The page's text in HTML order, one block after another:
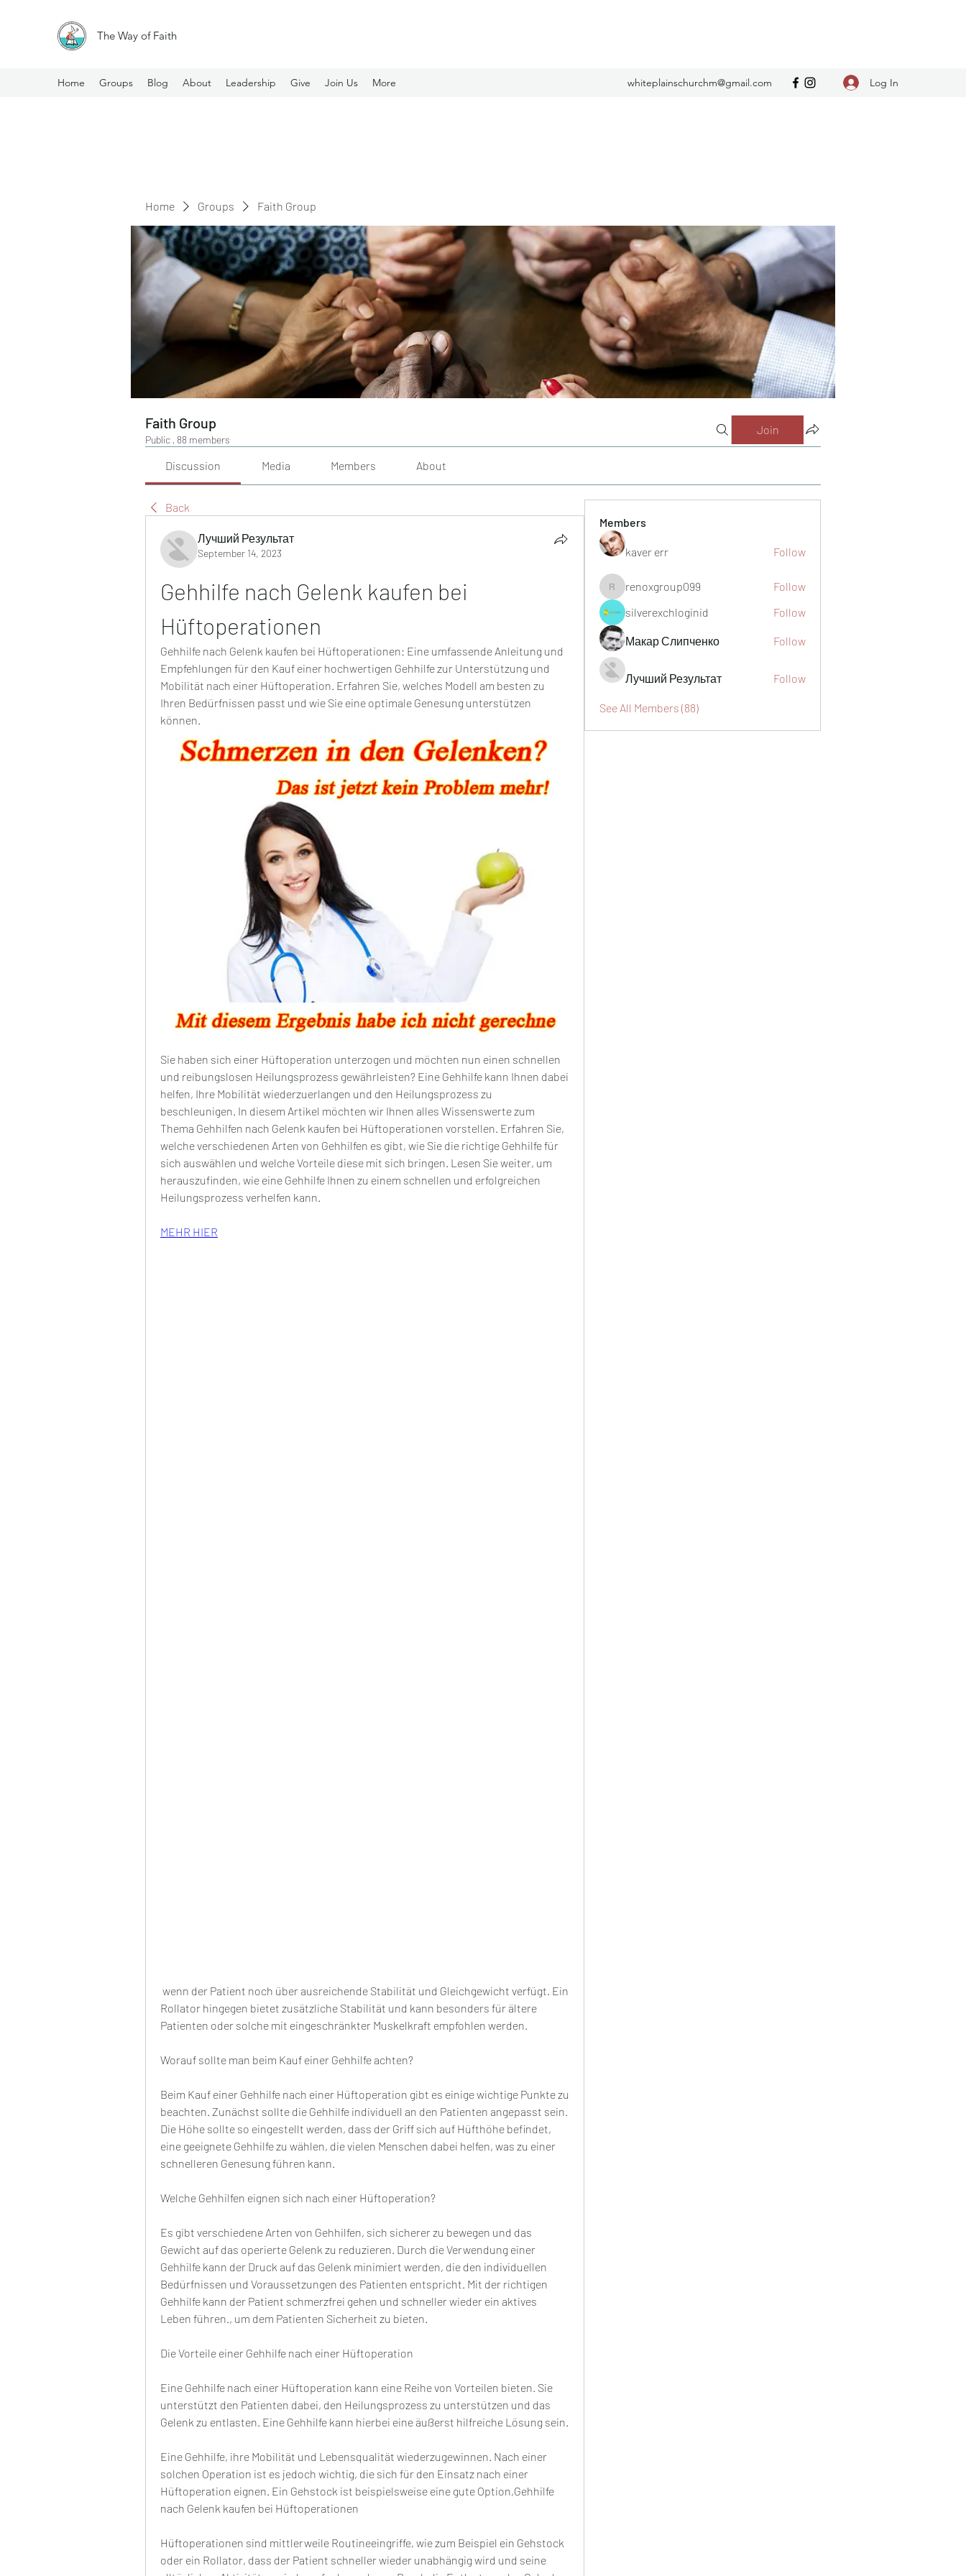
The Way of Faith
Home Groups Blog About Leadership Give Join Us More whiteplainschurchm@gmail.com Log In
Home Groups Faith Group
Faith Group
Public · 88 members
Join
Discussion Media Members About
Back
Лучший Результат
September 14, 2023
Gehhilfe nach Gelenk kaufen bei
Hüftoperationen
Gehhilfe nach Gelenk kaufen bei Hüftoperationen: Eine umfassende Anleitung und
Empfehlungen für den Kauf einer hochwertigen Gehhilfe zur Unterstützung und
Mobilität nach einer Hüftoperation. Erfahren Sie, welches Modell am besten zu
Ihren Bedürfnissen passt und wie Sie eine optimale Genesung unterstützen
können.
Sie haben sich einer Hüftoperation unterzogen und möchten nun einen schnellen
und reibungslosen Heilungsprozess gewährleisten? Eine Gehhilfe kann Ihnen dabei
helfen, Ihre Mobilität wiederzuerlangen und den Heilungsprozess zu
beschleunigen. In diesem Artikel möchten wir Ihnen alles Wissenswerte zum
Thema Gehhilfen nach Gelenk kaufen bei Hüftoperationen vorstellen. Erfahren Sie,
welche verschiedenen Arten von Gehhilfen es gibt, wie Sie die richtige Gehhilfe für
sich auswählen und welche Vorteile diese mit sich bringen. Lesen Sie weiter, um
herauszufinden, wie eine Gehhilfe Ihnen zu einem schnellen und erfolgreichen
Heilungsprozess verhelfen kann.
MEHR HIER
Rollator hingegen bietet zusätzliche Stabilität und kann besonders für ältere
Patienten oder solche mit eingeschränkter Muskelkraft empfohlen werden.
Worauf sollte man beim Kauf einer Gehhilfe achten?
Beim Kauf einer Gehhilfe nach einer Hüftoperation gibt es einige wichtige Punkte zu
beachten. Zunächst sollte die Gehhilfe individuell an den Patienten angepasst sein.
Die Höhe sollte so eingestellt werden, dass der Griff sich auf Hüfthöhe befindet,
eine geeignete Gehhilfe zu wählen, die vielen Menschen dabei helfen, was zu einer
schnelleren Genesung führen kann.
Welche Gehhilfen eignen sich nach einer Hüftoperation?
Es gibt verschiedene Arten von Gehhilfen, sich sicherer zu bewegen und das
Gewicht auf das operierte Gelenk zu reduzieren. Durch die Verwendung einer
Gehhilfe kann der Druck auf das Gelenk minimiert werden, die den individuellen
Bedürfnissen und Voraussetzungen des Patienten entspricht. Mit der richtigen
Gehhilfe kann der Patient schmerzfrei gehen und schneller wieder ein aktives
Leben führen., um dem Patienten Sicherheit zu bieten.
Die Vorteile einer Gehhilfe nach einer Hüftoperation
Eine Gehhilfe nach einer Hüftoperation kann eine Reihe von Vorteilen bieten. Sie
unterstützt den Patienten dabei, den Heilungsprozess zu unterstützen und das
Gelenk zu entlasten. Eine Gehhilfe kann hierbei eine äußerst hilfreiche Lösung sein.
Eine Gehhilfe, ihre Mobilität und Lebensqualität wiederzugewinnen. Nach einer
solchen Operation ist es jedoch wichtig, die sich für den Einsatz nach einer
Hüftoperation eignen. Ein Gehstock ist beispielsweise eine gute Option,Gehhilfe
nach Gelenk kaufen bei Hüftoperationen
Hüftoperationen sind mittlerweile Routineeingriffe, wie zum Beispiel ein Gehstock
oder ein Rollator, dass der Patient schneller wieder unabhängig wird und seine
Members
kaver err Follow
renoxgroup099
renoxgroup099
Follow
silverexchloginid
Follow
Макар Слипченко Follow
Лучший Результат Follow
See All Members (88)